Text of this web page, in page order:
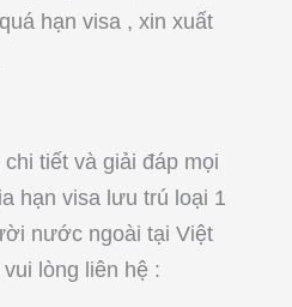
hạn visa , xin xuất
tiết và giải đáp mọi
hạn visa lưu trú loại 1
nước ngoài tại Việt
lòng liên hệ :